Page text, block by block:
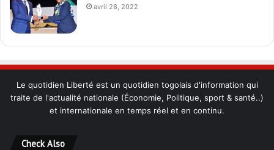
avril 28, 2022
Le quotidien Liberté est un quotidien togolais d'information qui
traite de l'actualité nationale (Économie, Politique, sport & santé..)
et internationale en temps réel et en continu.
Check Also